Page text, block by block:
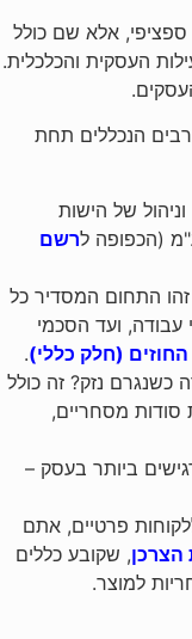
ספציפי, אלא שם כולל
העסקית והכלכלית.
רבים הנכללים תחת
של הישות
(הכפופה לרשם
התחום המסדיר כל
ועד הסכמי
החוזים (חלק כללי).
כשנגרם נזק? זה כולל
סודות מסחריים,
ביותר בעסק –
פרטיים, אתם
הצרכן, שקובע כללים
למוצר.